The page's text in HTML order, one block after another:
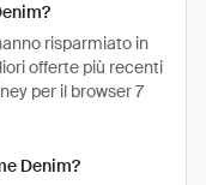
risparmiato in
offerte più recenti
per il browser 7
Denim?